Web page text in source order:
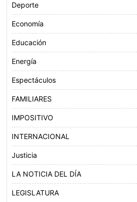
Deporte
Economía
Educación
Energía
Espectáculos
FAMILIARES
IMPOSITIVO
INTERNACIONAL
Justicia
LA NOTICIA DEL DÍA
LEGISLATURA